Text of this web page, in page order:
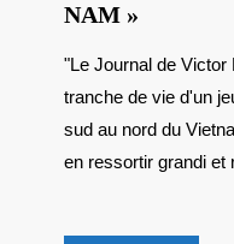
NAM »
:
« LE
DE
"Le Journal de Victor Dubray au Viet-nam" offre une
tranche de vie d'un
sud au nord du
en ressortir grandi et